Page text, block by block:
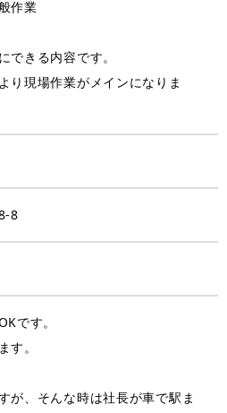
作業
できる内容です。
り現場作業がメインになりま
8
です。
す。
が、そんな時は社長が車で駅ま